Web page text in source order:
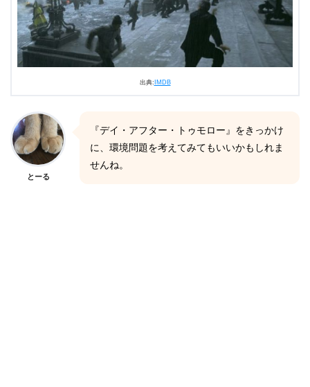
出典: IMDB
とーる
『デイ・アフター・トゥモロー』をきっかけ
に、環境問題を考えてみてもいいかもしれま
せんね。